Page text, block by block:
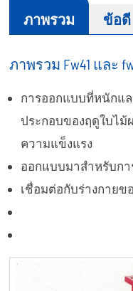
ขอบล้อ
ภาพรวม ข้อดี
ภาพรวม Fw41 และ
การออกแบบที่หนักแล
ประกอบของฤดูใบไม้
ความแข็งแรง
ออกแบบมาสำหรับกา
เชื่อมต่อกับร่างกายข